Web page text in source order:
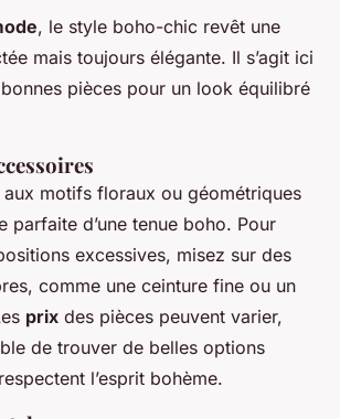
, le style boho-chic revêt une
mais toujours élégante. Il s’agit ici
bonnes pièces pour un look équilibré
motifs floraux ou géométriques
parfaite d’une tenue boho. Pour
excessives, misez sur des
comme une ceinture fine ou un
prix des pièces peuvent varier,
de trouver de belles options
l’esprit bohème.